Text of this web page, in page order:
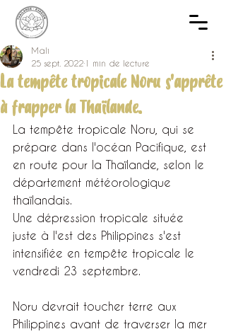
La tempête tropicale Noru s'apprête
à frapper la Thaïlande.
Mali
25 sept. 2022 1 min de lecture
La tempête tropicale Noru, qui se
prépare dans l'océan Pacifique, est
en route pour la Thaïlande, selon le
département météorologique
thaïlandais.
Une dépression tropicale située
juste à l'est des Philippines s'est
intensifiée en tempête tropicale le
vendredi 23 septembre.
Noru devrait toucher terre aux
Philippines avant de traverser la mer